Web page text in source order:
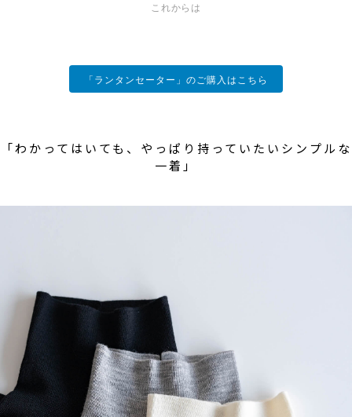
これからは
「ランタンセーター」のご購入はこちら
「わかってはいても、やっぱり持っていたいシンプルな
一着」